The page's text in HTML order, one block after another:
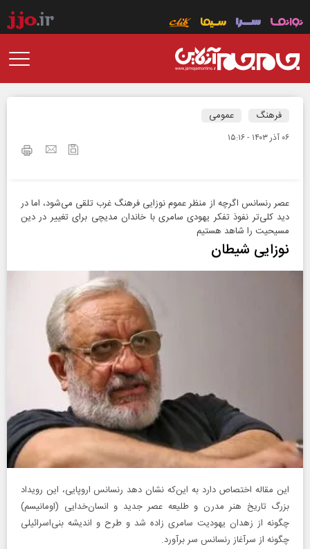
فرهنگ عمومی
۰۶ آذر ۱۴۰۳ - ۱۵:۱۶
عصر رنسانس اگرچه از منظر عموم نوزایی فرهنگ غرب تلقی می‌شود، اما در
دید کلی‌تر نفوذ تفکر یهودی سامری با خاندان مدیچی برای تغییر در دین
مسیحیت را شاهد هستیم
نوزایی شیطان
این مقاله اختصاص دارد به این‌که نشان دهد رنسانس اروپایی، این رویداد
بزرگ تاریخ هنر مدرن و طلیعه عصر جدید و انسان‌خدایی (اومانیسم)
چگونه از زهدان یهودیت سامری‌‌ زاده شد و طرح و اندیشه بنی‌اسرائیلی
چگونه از سرآغاز رنسانس سر برآورد.